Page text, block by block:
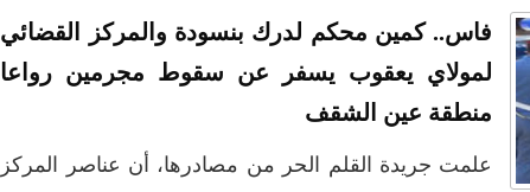
فاس.. كمين محكم لدرك بنسودة والمركز القضائي
لمولاي يعقوب يسفر عن سقوط مجرمين رواعا
منطقة عين الشقف
علمت جريدة القلم الحر من مصادرها، أن عناصر المركز